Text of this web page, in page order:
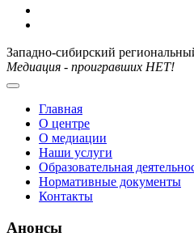
Западно-сибирский
Медиация - проигравших НЕТ!
Главная
О центре
О медиации
Наши услуги
Образовательная
Нормативные документы
Контакты
Анонсы